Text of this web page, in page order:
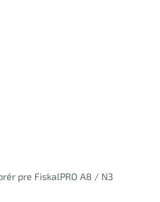
pre FiskalPRO A8 / N3